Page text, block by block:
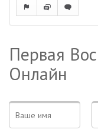
Первая
Онлайн